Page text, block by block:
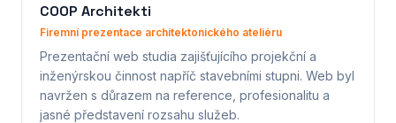
COOP Architekti
Firemní prezentace architektonického ateliéru
Prezentační web studia zajišťujícího projekční a
inženýrskou činnost napříč stavebními stupni. Web byl
navržen s důrazem na reference, profesionalitu a
jasné představení rozsahu služeb.